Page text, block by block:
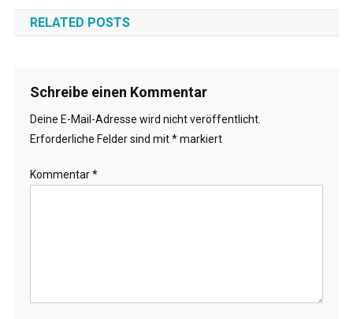
RELATED POSTS
Schreibe einen Kommentar
Deine E-Mail-Adresse wird nicht veröffentlicht.
Erforderliche Felder sind mit*markiert
Kommentar*